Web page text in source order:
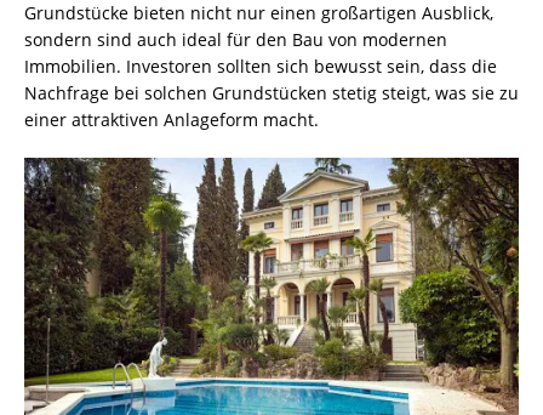
Grundstücke bieten nicht nur einen großartigen Ausblick,
sondern sind auch ideal für den Bau von modernen
Immobilien. Investoren sollten sich bewusst sein, dass die
Nachfrage bei solchen Grundstücken stetig steigt, was sie zu
einer attraktiven Anlageform macht.